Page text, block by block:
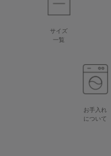
サイズ
一覧
お手入れ
について